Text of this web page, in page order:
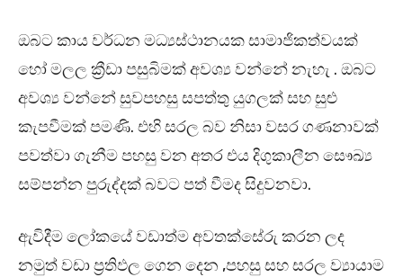
ඔබට කාය වර්ධන මධ්‍යස්ථානයක සාමාජිකත්වයක්
හෝ මලල ක්‍රීඩා පසුබිමක් අවශ්‍ය වන්නේ නැහැ . ඔබට
අවශ්‍ය වන්නේ සුවපහසු සපත්තු යුගලක් සහ සුළු
කැපවීමක් පමණි. එහි සරල බව නිසා වසර ගණනාවක්
පවත්වා ගැනීම පහසු වන අතර එය දිගුකාලීන සෞඛ්‍ය
සම්පන්න පුරුද්දක් බවට පත් වීමද සිදුවනවා.
ඇවිදීම ලෝකයේ වඩාත්ම අවතක්සේරු කරන ලද
නමුත් වඩා ප්‍රතිඵල ගෙන දෙන ,පහසු සහ සරල ව්‍යායාම